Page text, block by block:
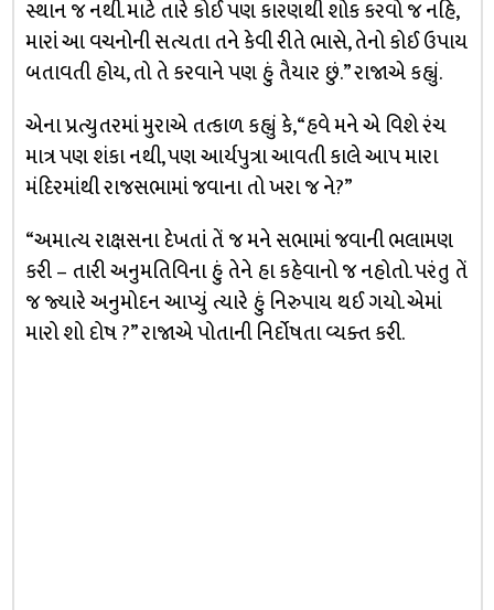
સ્થાન જ નથી. માટે તારે કોઈ પણ કારણથી શોક કરવો જ નહિ,
મારાં આ વચનોની સત્યતા તને કેવી રીતે ભાસે, તેનો કોઈ ઉપાય
બતાવતી હોય, તો તે કરવાને પણ હું તૈયાર છું.” રાજાએ કહ્યું.
એના પ્રત્યુતરમાં મુરાએ તત્કાળ કહ્યું કે, “હવે મને એ વિશે રંચ
માત્ર પણ શંકા નથી, પણ આર્યપુત્રા આવતી કાલે આપ મારા
મંદિરમાંથી રાજસભામાં જવાના તો ખરા જ ને?”
“અમાત્ય રાક્ષસના દેખતાં તેં જ મને સભામાં જવાની ભલામણ
કરી – તારી અનુમતિવિના હું તેને હા કહેવાનો જ નહોતો. પરંતુ તેં
જ જ્યારે અનુમોદન આપ્યું ત્યારે હું નિરુપાય થઈ ગયો. એમાં
મારો શો દોષ ?” રાજાએ પોતાની નિર્દોષતા વ્યક્ત કરી.